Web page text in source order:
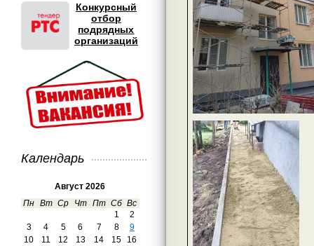
Конкурсный
отбор
подрядных
организаций
Календарь
Август 2026
Пн Вт Ср Чт Пт Сб Вс
1
2
3
4 5 6 7 8
9
10
11 12 13 14 15
16